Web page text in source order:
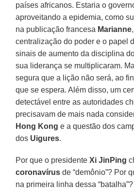
países africanos. Estaria o
aproveitando a epidemia, como
na publicação francesa Marianne
centralização do poder e o papel
sinais de aumento da disciplina
sua liderança se multiplicaram.
segura que a lição não será, ao
que se espera. Além disso, um
detectável entre as autoridades
precisavam de mais nada
Hong Kong e a questão dos
dos Uigures.
Por que o presidenteXi JinPing
coronavírus de “demônio”? Por
na primeira linha dessa